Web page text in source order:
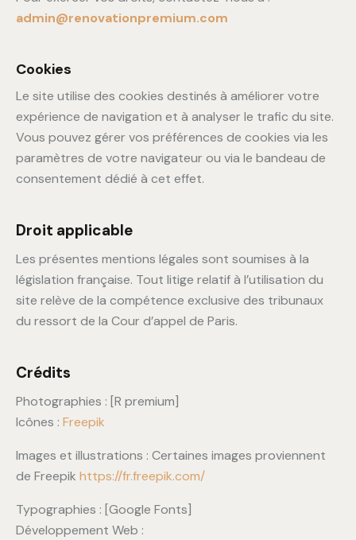
admin@renovationpremium.com
Cookies
Le site utilise des cookies destinés à améliorer votre
expérience de navigation et à analyser le trafic du site.
Vous pouvez gérer vos préférences de cookies via les
paramètres de votre navigateur ou via le bandeau de
consentement dédié à cet effet.
Droit applicable
Les présentes mentions légales sont soumises à la
législation française. Tout litige relatif à l’utilisation du
site relève de la compétence exclusive des tribunaux
du ressort de la Cour d’appel de Paris.
Crédits
Photographies : [R premium]
Icônes : Freepik
Images et illustrations : Certaines images proviennent
de Freepik https://fr.freepik.com/
Typographies : [Google Fonts]
Développement Web :